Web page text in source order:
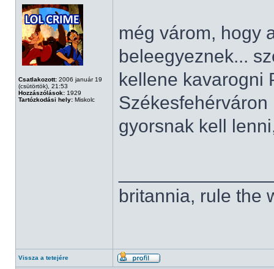
Csatlakozott: 2006 január 19
(csütörtök), 21:53
Hozzászólások: 1929
Tartózkodási hely: Miskolc
még várom, hogy
beleegyeznek...
kellene kavarogni
gyorsnak kell
britannia, rule the
Vissza a tetejére